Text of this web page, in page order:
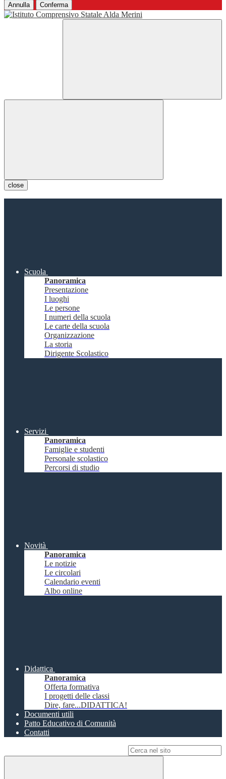
Annulla Conferma
close
Scuola
Panoramica
Presentazione
I luoghi
Le persone
I numeri della scuola
Le carte della scuola
Organizzazione
La storia
Dirigente Scolastico
Servizi
Panoramica
Famiglie e studenti
Personale scolastico
Percorsi di studio
Novità
Panoramica
Le notizie
Le circolari
Calendario eventi
Albo online
Didattica
Panoramica
Offerta formativa
I progetti delle classi
Dire, fare...DIDATTICA!
Documenti utili
Patto Educativo di Comunità
Contatti